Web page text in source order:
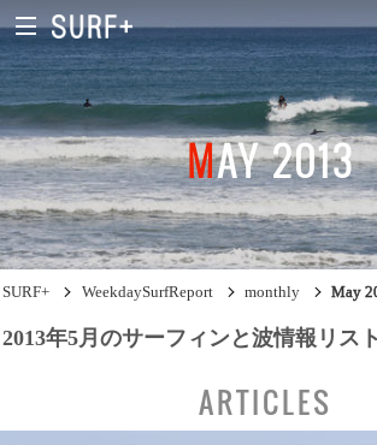
South Ibaraki
North Chiba
South Chiba
Video Logs
MAY 2013
SURF+ WeekdaySurfReport monthly May
2013年5月のサーフィンと波情報リスト
ARTICLES